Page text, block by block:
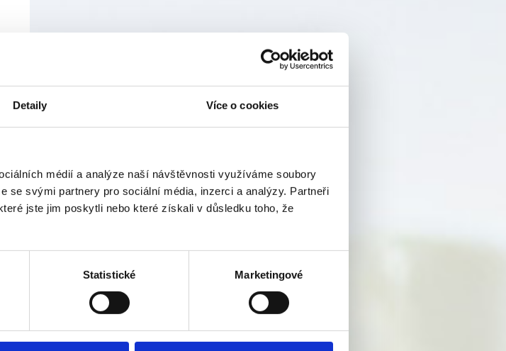
Detaily Více o cookies
médií a analýze naší návštěvnosti využíváme soubory
se svými partnery pro sociální média, inzerci a analýzy. Partneři
jste jim poskytli nebo které získali v důsledku toho, že
Statistické Marketingové